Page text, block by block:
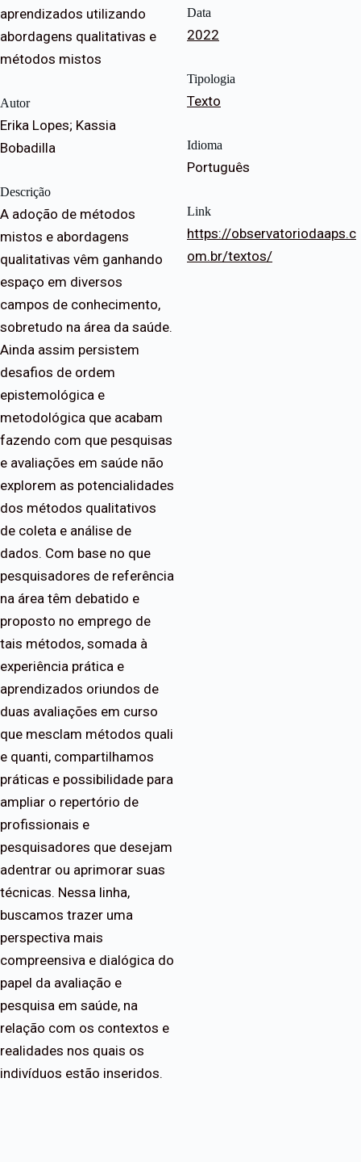
aprendizados utilizando
abordagens qualitativas e
métodos mistos
Autor
Erika Lopes; Kassia
Bobadilla
Descrição
A adoção de métodos
mistos e abordagens
qualitativas vêm ganhando
espaço em diversos
campos de conhecimento,
sobretudo na área da saúde.
Ainda assim persistem
desafios de ordem
epistemológica e
metodológica que acabam
fazendo com que pesquisas
e avaliações em saúde não
explorem as potencialidades
dos métodos qualitativos
de coleta e análise de
dados. Com base no que
pesquisadores de referência
na área têm debatido e
proposto no emprego de
tais métodos, somada à
experiência prática e
aprendizados oriundos de
duas avaliações em curso
que mesclam métodos quali
e quanti, compartilhamos
práticas e possibilidade para
ampliar o repertório de
profissionais e
pesquisadores que desejam
adentrar ou aprimorar suas
técnicas. Nessa linha,
buscamos trazer uma
perspectiva mais
compreensiva e dialógica do
papel da avaliação e
pesquisa em saúde, na
relação com os contextos e
realidades nos quais os
indivíduos estão inseridos.
Data
2022
Tipologia
Texto
Idioma
Português
Link
https://observatoriodaaps.c
om.br/textos/